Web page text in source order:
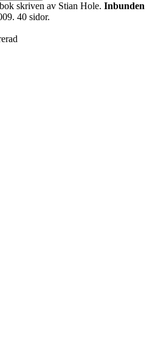
skriven av Stian Hole. Inbunden
40 sidor.